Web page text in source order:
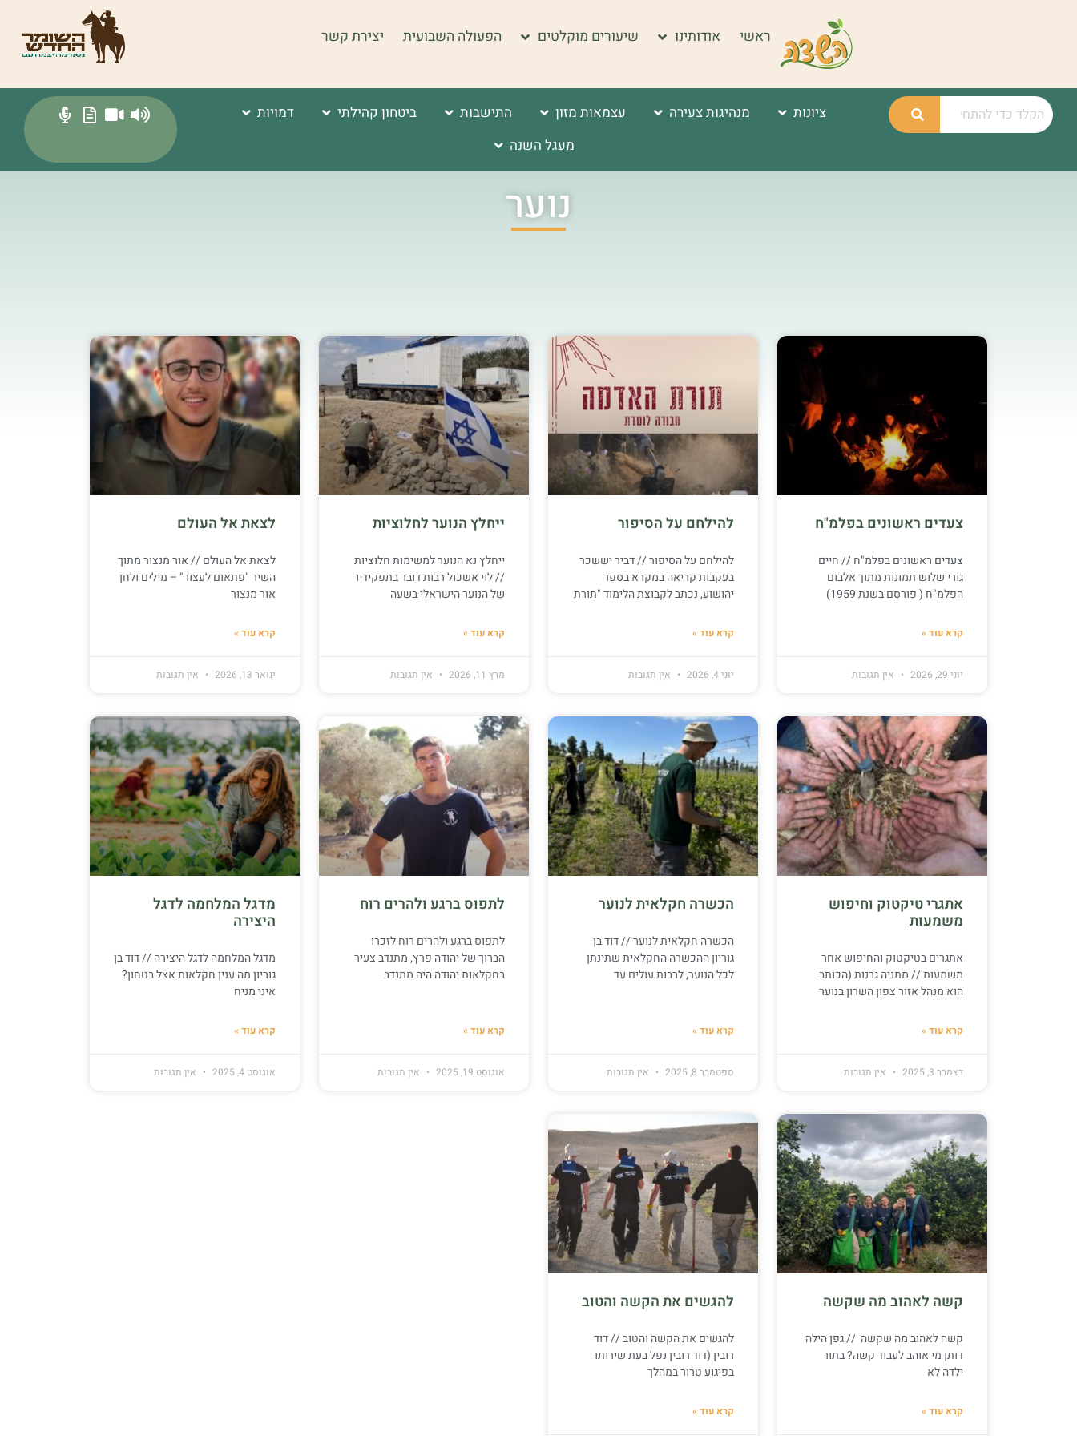
ראשי אודותינו שיעורים מוקלטים הפעולה השבועית יצירת קשר
ציונות מנהיגות צעירה עצמאות מזון התישבות ביטחון קהילתי
דמויות
מעגל השנה
נוער
צעדים ראשונים בפלמ"ח
צעדים ראשונים בפלמ"ח // חיים
גורי שלוש תמונות מתוך אלבום
הפלמ"ח ( פורסם בשנת 1959)
קרא עוד »
יוני 29, 2026 אין תגובות
להילחם על הסיפור
להילחם על הסיפור // דביר יששכר
בעקבות קריאה במקרא בספר
יהושוע, נכתב לקבוצת הלימוד "תורת
קרא עוד »
יוני 4, 2026 אין תגובות
ייחלץ הנוער לחלוציות
ייחלץ נא הנוער למשימות חלוציות
// לוי אשכול רבות דובר בתפקידיו
של הנוער הישראלי בשעה
קרא עוד »
מרץ 11, 2026 אין תגובות
לצאת אל העולם
לצאת אל העולם // אור מנצור מתוך
השיר "פתאום לעצור" – מילים ולחן
אור מנצור
קרא עוד »
ינואר 13, 2026 אין תגובות
אתגרי טיקטוק וחיפוש
משמעות
אתגרים בטיקטוק והחיפוש אחר
משמעות // מתניה גרנות (הכותב
הוא מנהל אזור צפון השרון בנוער
קרא עוד »
דצמבר 3, 2025 אין תגובות
הכשרה חקלאית לנוער
הכשרה חקלאית לנוער // דוד בן
גוריון ההכשרה החקלאית שתינתן
לכל הנוער, לרבות עולים עד
קרא עוד »
ספטמבר 8, 2025 אין תגובות
לתפוס ברגע ולהרים רוח
לתפוס ברגע ולהרים רוח לזכרו
הברוך של יהודה פרץ, מתנדב צעיר
בחקלאות יהודה היה מתנדב
קרא עוד »
אוגוסט 19, 2025 אין תגובות
מדגל המלחמה לדגל
היצירה
מדגל המלחמה לדגל היצירה // דוד בן
גוריון מה ענין חקלאות אצל בטחון?
איני מניח
קרא עוד »
אוגוסט 4, 2025 אין תגובות
קשה לאהוב מה שקשה
קשה לאהוב מה שקשה // גפן הילה
דותן מי אוהב לעבוד קשה? בתור
ילדה לא
קרא עוד »
להגשים את הקשה והטוב
להגשים את הקשה והטוב // דוד
רובין (דוד רובין נפל בעת שירותו
בפיגוע טרור במהלך
קרא עוד »